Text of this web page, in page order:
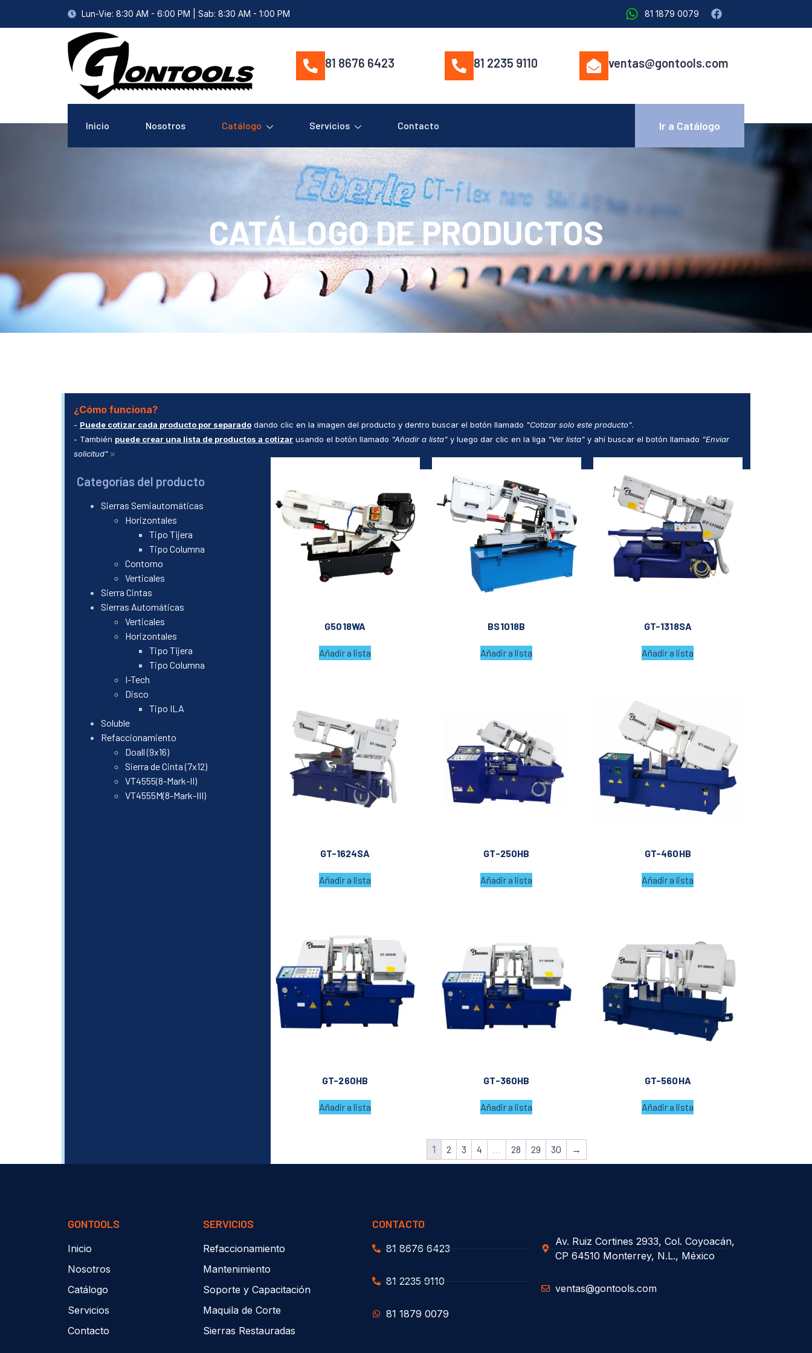
Lun-Vie: 8:30 AM - 6:00 PM | Sab: 8:30 AM - 1:00 PM 81 1879 0079
81 8676 6423 81 2235 9110 ventas@gontools.com
Inicio Nosotros Catálogo Servicios Contacto Ir a Catálogo
CATÁLOGO DE PRODUCTOS
¿Cómo funciona?
- Puede cotizar cada producto por separado dando clic en la imagen del producto y dentro buscar el botón llamado "Cotizar solo este producto".
- También puede crear una lista de productos a cotizar usando el botón llamado "Añadir a lista" y luego dar clic en la liga "Ver lista" y ahí buscar el botón llamado "Enviar
solicitud" ×
Categorías del producto
Sierras Semiautomáticas
Horizontales
Tipo Tijera
Tipo Columna
Contorno
Verticales
Sierra Cintas
Sierras Automáticas
Verticales
Horizontales
Tipo Tijera
Tipo Columna
I-Tech
Disco
Tipo ILA
Soluble
Refaccionamiento
Doall (9x16)
Sierra de Cinta (7x12)
VT4555(8-Mark-II)
VT4555M(8-Mark-III)
G5018WA
Añadir a lista
BS1018B
Añadir a lista
GT-1318SA
Añadir a lista
GT-1624SA
Añadir a lista
GT-250HB
Añadir a lista
GT-460HB
Añadir a lista
GT-260HB
Añadir a lista
GT-360HB
Añadir a lista
GT-560HA
Añadir a lista
1 2 3 4 … 28 29 30 →
GONTOOLS
Inicio
Nosotros
Catálogo
Servicios
Contacto
SERVICIOS
Refaccionamiento
Mantenimiento
Soporte y Capacitación
Maquila de Corte
Sierras Restauradas
CONTACTO
81 8676 6423
81 2235 9110
81 1879 0079
Av. Ruiz Cortines 2933, Col. Coyoacán,
CP 64510 Monterrey, N.L., México
ventas@gontools.com